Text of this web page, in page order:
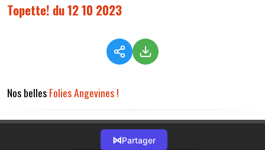
Topette! du 12 10 2023
Nos bellesFolies Angevines !
⋈Partager